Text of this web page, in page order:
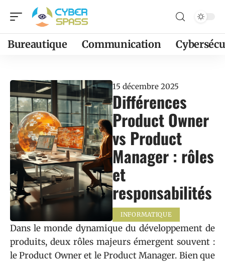
Bureautique Communication
15 décembre 2025
Différences
Product Owner
vs Product
Manager : rôles
et
responsabilités
INFORMATIQUE
Dans le monde dynamique du développement de
produits, deux rôles majeurs émergent souvent :
le Product Owner et le Product Manager. Bien que